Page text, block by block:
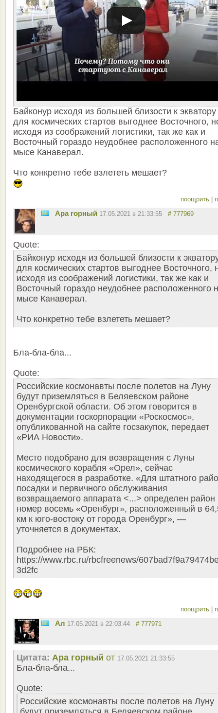
Байконур исходя из большей близости к экватору
для космических стартов выгоднее Восточного,
исходя из соображений логистики, так же как и
Восточный гораздо неудобнее расположенного
мысе Канаверал.
Что конкретно тебе взлететь мешает?
поощрить
Ара горный 17.05.2021 в 21:33:55 # 777969
Quote:
Байконур исходя из большей близости к
для космических стартов выгоднее Восточного,
исходя из соображений логистики, так же как и
Восточный гораздо неудобнее расположенного
мысе Канаверал.
Что конкретно тебе взлететь мешает?
Бла-бла-бла...
Quote:
Российские космонавты после полетов на Луну
будут приземляться в Беляевском районе
Оренбургской области. Об этом говорится в
документации госкорпорации «Роскосмос»,
опубликованной на сайте госзакупок, передает
«РИА Новости».
Место подобрано для возвращения с Луны
космического корабля «Орел», сейчас
находящегося в разработке. «Для штатного
посадки и первичного обслуживания
возвращаемого аппарата <...> определен район
номер восемь «Оренбург», расположенный в
км к юго-востоку от города Оренбург», —
уточняется в документах.
Подробнее на РБК:
https://www.rbc.ru/rbcfreenews/
3d2fc
поощрить
Ал 17.05.2021 в 22:03:44 # 777971
Цитата: Ара горный от 17.05.2021 21:33:55
Бла-бла-бла...
Quote:
Российские космонавты после полетов на Луну